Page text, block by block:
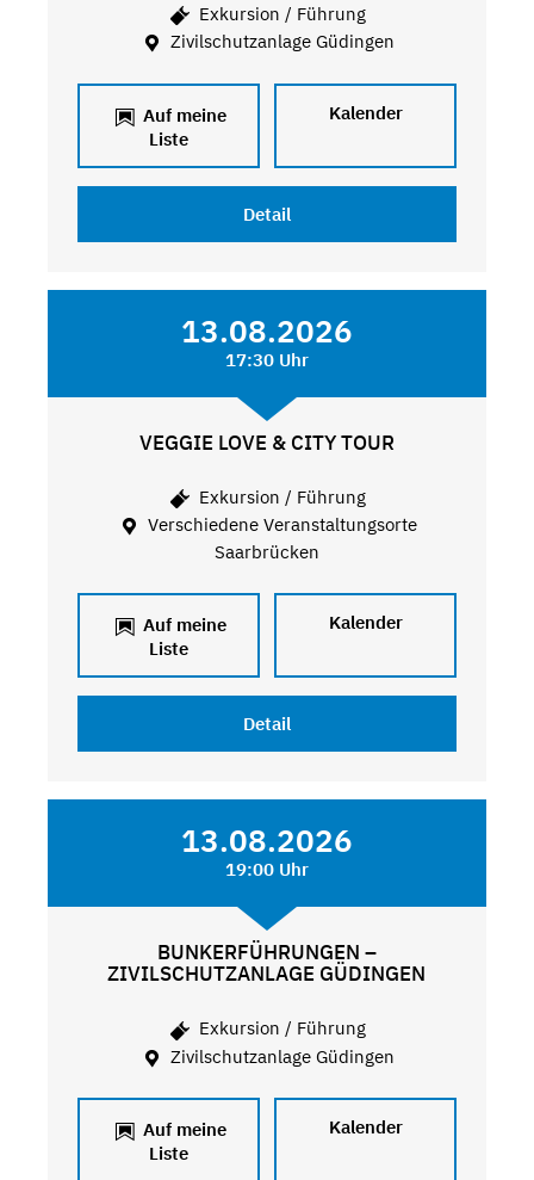
Exkursion / Führung
Zivilschutzanlage Güdingen
Auf meine
Liste
Kalender
Detail
13.08.2026
17:30 Uhr
VEGGIE LOVE & CITY TOUR
Exkursion / Führung
Verschiedene Veranstaltungsorte
Saarbrücken
Auf meine
Liste
Kalender
Detail
13.08.2026
19:00 Uhr
BUNKERFÜHRUNGEN –
ZIVILSCHUTZANLAGE GÜDINGEN
Exkursion / Führung
Zivilschutzanlage Güdingen
Auf meine
Liste
Kalender